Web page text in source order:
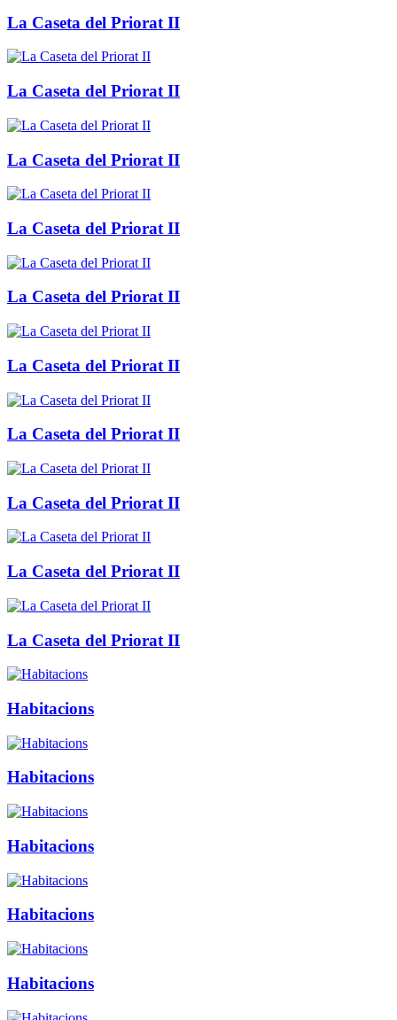
La Caseta del Priorat II
La Caseta del Priorat II
La Caseta del Priorat II
La Caseta del Priorat II
La Caseta del Priorat II
La Caseta del Priorat II
La Caseta del Priorat II
La Caseta del Priorat II
La Caseta del Priorat II
La Caseta del Priorat II
Habitacions
Habitacions
Habitacions
Habitacions
Habitacions